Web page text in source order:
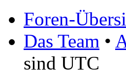
Foren-
Das Team •
sind UTC